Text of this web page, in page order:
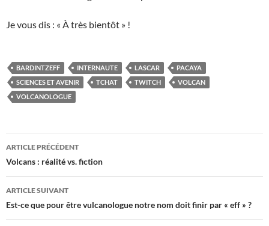
Je vous dis : « À très bientôt » !
BARDINTZEFF INTERNAUTE LASCAR
PACAYA
SCIENCES ET AVENIR
TCHAT TWITCH
VOLCAN
VOLCANOLOGUE
Navigation
des
articles
ARTICLE PRÉCÉDENT
Volcans : réalité vs. fiction
ARTICLE SUIVANT
Est-ce que pour être vulcanologue notre nom doit finir par « eff » ?